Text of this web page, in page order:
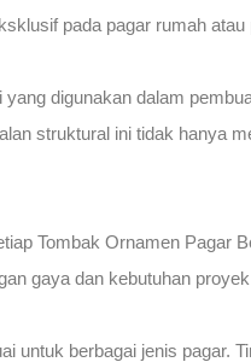
pada pagar rumah
digunakan dalam
struktural ini tidak hanya
Tombak Ornamen Pagar
gaya dan kebutuhan
berbagai jenis pagar.